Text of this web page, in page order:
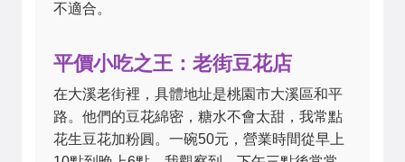
不適合。
平價小吃之王：老街豆花店
在大溪老街裡，具體地址是桃園市大溪區和平
路。他們的豆花綿密，糖水不會太甜，我常點
花生豆花加粉圓。一碗50元，營業時間從早上